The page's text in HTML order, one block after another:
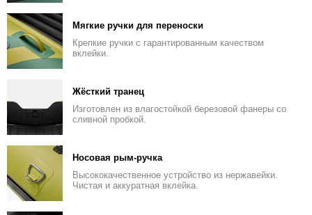
Мягкие ручки для переноски
Крепкие ручки с гарантированным качеством
вклейки.
Жёсткий транец
Изготовлен из влагостойкой березовой фанеры со
сливной пробкой.
Носовая рым-ручка
Высококачественное устройство из нержавейки.
Чистая и аккуратная вклейка.